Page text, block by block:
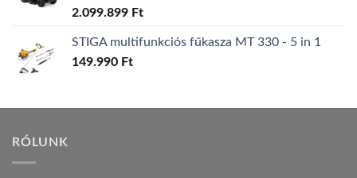
2.099.899 Ft
STIGA multifunkciós fűkasza MT 330 - 5 in 1
149.990 Ft
RÓLUNK